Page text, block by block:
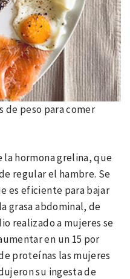
de peso para comer
la hormona grelina, que
regular el hambre. Se
es eficiente para bajar
grasa abdominal, de
realizado a mujeres se
en un 15 por
proteínas las mujeres
su ingesta de